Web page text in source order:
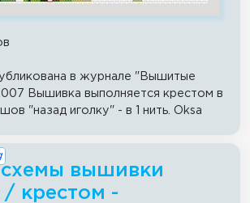
в журнале "Вышитые
Вышивка выполняется крестом в
"назад иголку" - в 1 нить. Oksa
схемы вышивки
/ крестом -